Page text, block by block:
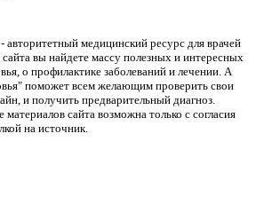
медицинский ресурс для врачей
вы найдете массу полезных и интересных
о профилактике заболеваний и лечении. А
поможет всем желающим проверить свои
и получить предварительный диагноз.
сайта возможна только с согласия
на источник.